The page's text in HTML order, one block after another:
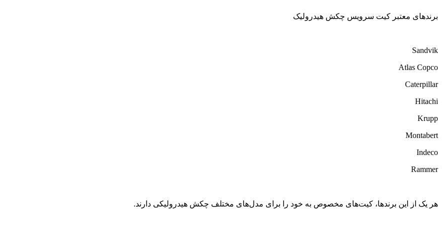
برند‌های معتبر کیت سرویس چکش هیدرولیک
Sandvik
Atlas Copco
Caterpillar
Hitachi
Krupp
Montabert
Indeco
Rammer
هر یک از این برندها، کیت‌های مخصوص به خود را برای مدل‌های مختلف چکش هیدرولیکی دارند.